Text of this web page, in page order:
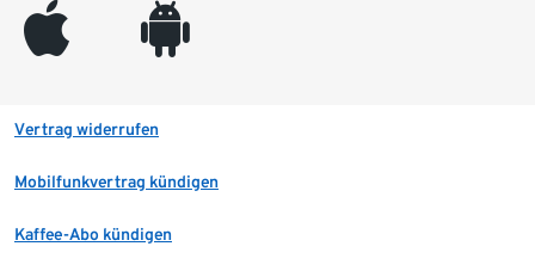
appleinc android
Vertrag widerrufen
Mobilfunkvertrag kündigen
Kaffee-Abo kündigen